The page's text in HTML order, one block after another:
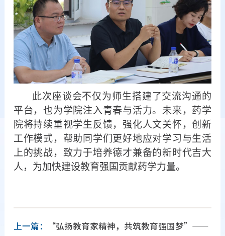
此次座谈会不仅为师生搭建了交流沟通的
平台，也为学院注入青春与活力。未来，药学
院将持续重视学生反馈，强化人文关怀，创新
工作模式，帮助同学们更好地应对学习与生活
上的挑战，致力于培养德才兼备的新时代吉大
人，为加快建设教育强国贡献药学力量。
上一篇：
“弘扬教育家精神，共筑教育强国梦”——